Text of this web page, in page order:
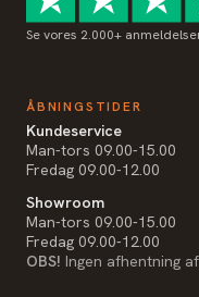
Se vores 2.000+
ÅBNINGSTIDER
Kundeservice
Man-tors 09.00-15.00
Fredag 09.00-12.00
Showroom
Man-tors 09.00-15.00
Fredag 09.00-12.00
OBS! Ingen afhentning